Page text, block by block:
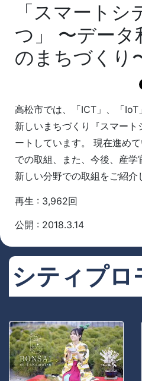
「スマートシ
つ」 〜データ
のまちづくり
高松市では、「ICT」、「
新しいまちづくり『スマート
ートしています。 現在進め
での取組、また、今後、産学
新しい分野での取組をご紹介
再生 : 3,962回
公開 : 2018.3.14
シティプロ